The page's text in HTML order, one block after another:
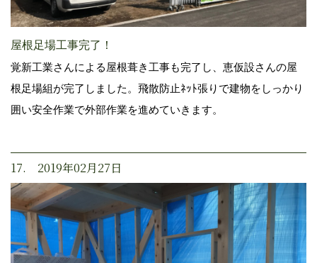
屋根足場工事完了！
覚新工業さんによる屋根葺き工事も完了し、恵仮設さんの屋
根足場組が完了しました。飛散防止ﾈｯﾄ張りで建物をしっかり
囲い安全作業で外部作業を進めていきます。
17. 2019年02月27日